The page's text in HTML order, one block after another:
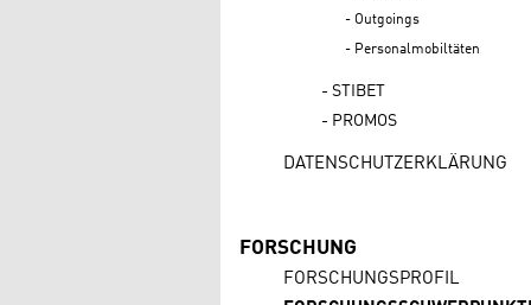
Outgoings
Personalmobiltäten
STIBET
PROMOS
DATENSCHUTZERKLÄRUNG
FORSCHUNG
FORSCHUNGSPROFIL